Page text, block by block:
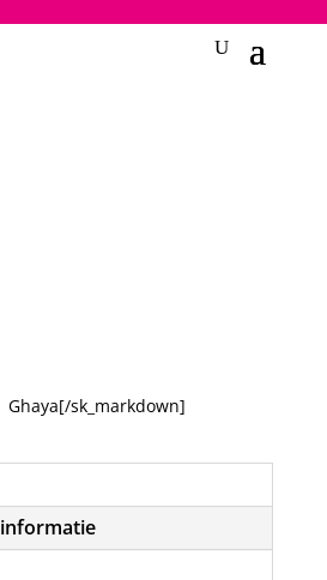
Ghaya[/sk_markdown]